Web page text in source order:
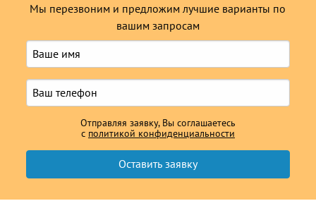
Мы перезвоним и предложим лучшие варианты по
вашим запросам
Отправляя заявку, Вы соглашаетесь
с политикой конфиденциальности